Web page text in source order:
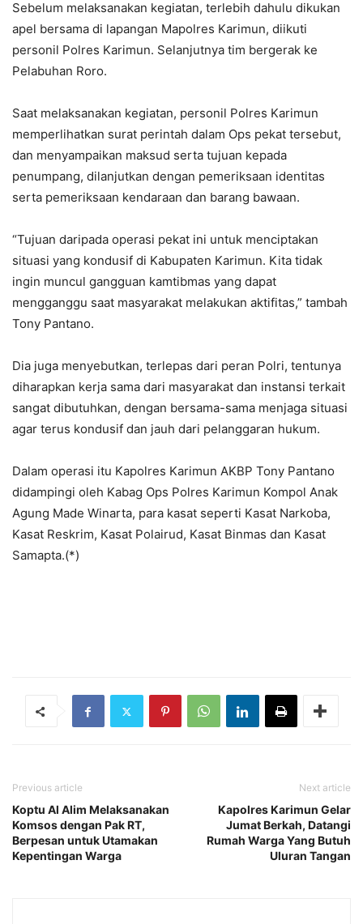
Sebelum melaksanakan kegiatan, terlebih dahulu dikukan
apel bersama di lapangan Mapolres Karimun, diikuti
personil Polres Karimun. Selanjutnya tim bergerak ke
Pelabuhan Roro.
Saat melaksanakan kegiatan, personil Polres Karimun
memperlihatkan surat perintah dalam Ops pekat tersebut,
dan menyampaikan maksud serta tujuan kepada
penumpang, dilanjutkan dengan pemeriksaan identitas
serta pemeriksaan kendaraan dan barang bawaan.
“Tujuan daripada operasi pekat ini untuk menciptakan
situasi yang kondusif di Kabupaten Karimun. Kita tidak
ingin muncul gangguan kamtibmas yang dapat
mengganggu saat masyarakat melakukan aktifitas,” tambah
Tony Pantano.
Dia juga menyebutkan, terlepas dari peran Polri, tentunya
diharapkan kerja sama dari masyarakat dan instansi terkait
sangat dibutuhkan, dengan bersama-sama menjaga situasi
agar terus kondusif dan jauh dari pelanggaran hukum.
Dalam operasi itu Kapolres Karimun AKBP Tony Pantano
didampingi oleh Kabag Ops Polres Karimun Kompol Anak
Agung Made Winarta, para kasat seperti Kasat Narkoba,
Kasat Reskrim, Kasat Polairud, Kasat Binmas dan Kasat
Samapta.(*)
Previous article
Koptu Al Alim Melaksanakan
Komsos dengan Pak RT,
Berpesan untuk Utamakan
Kepentingan Warga
Next article
Kapolres Karimun Gelar
Jumat Berkah, Datangi
Rumah Warga Yang Butuh
Uluran Tangan